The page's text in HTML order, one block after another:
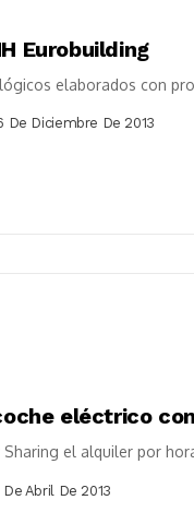
Eurobuilding
elaborados con
De Diciembre De 2013
eléctrico
el alquiler por
De Abril De 2013